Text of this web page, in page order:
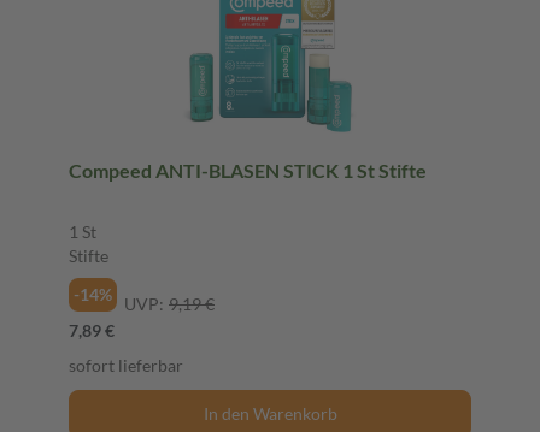
Compeed ANTI-BLASEN STICK 1 St Stifte
1 St
Stifte
-14%
UVP: 9,19 €
7,89 €
sofort lieferbar
In den Warenkorb